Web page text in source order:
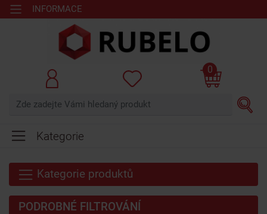
INFORMACE
0
Kategorie
Kategorie produktů
PODROBNÉ FILTROVÁNÍ